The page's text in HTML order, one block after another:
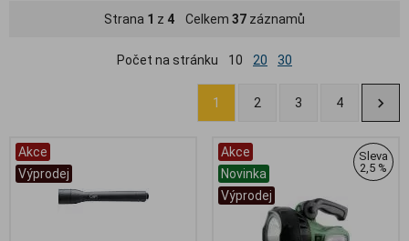
Strana 1 z 4 Celkem 37 záznamů
Počet na stránku 10 20 30
1 2 3 4
Akce
Výprodej
Akce
Novinka
Výprodej
Sleva
2,5 %